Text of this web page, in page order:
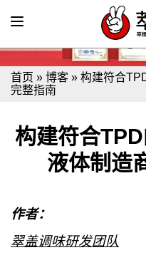
首页 » 博客 » 构建符合
完整指南
构建符合
液体制造
作者：
翠盖调味研发团队